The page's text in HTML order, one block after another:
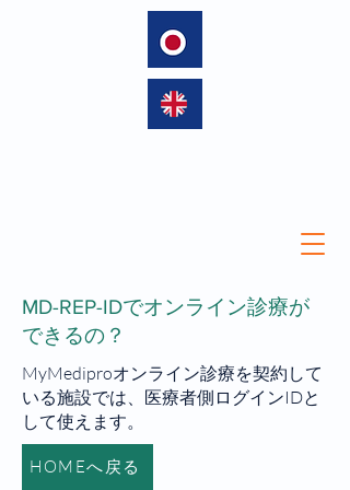
MD-REP-IDでオンライン診療が
できるの？
MyMediproオンライン診療を契約して
いる施設では、医療者側ログインIDと
して使えます。
HOMEへ戻る